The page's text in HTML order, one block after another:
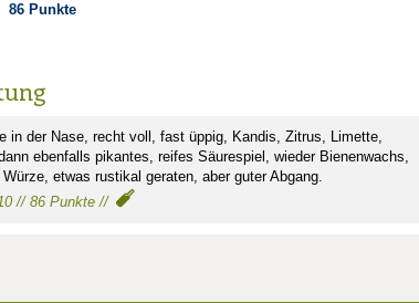
86 Punkte
in der Nase, recht voll, fast üppig, Kandis, Zitrus, Limette,
ebenfalls pikantes, reifes Säurespiel, wieder Bienenwachs,
etwas rustikal geraten, aber guter Abgang.
// 86 Punkte //